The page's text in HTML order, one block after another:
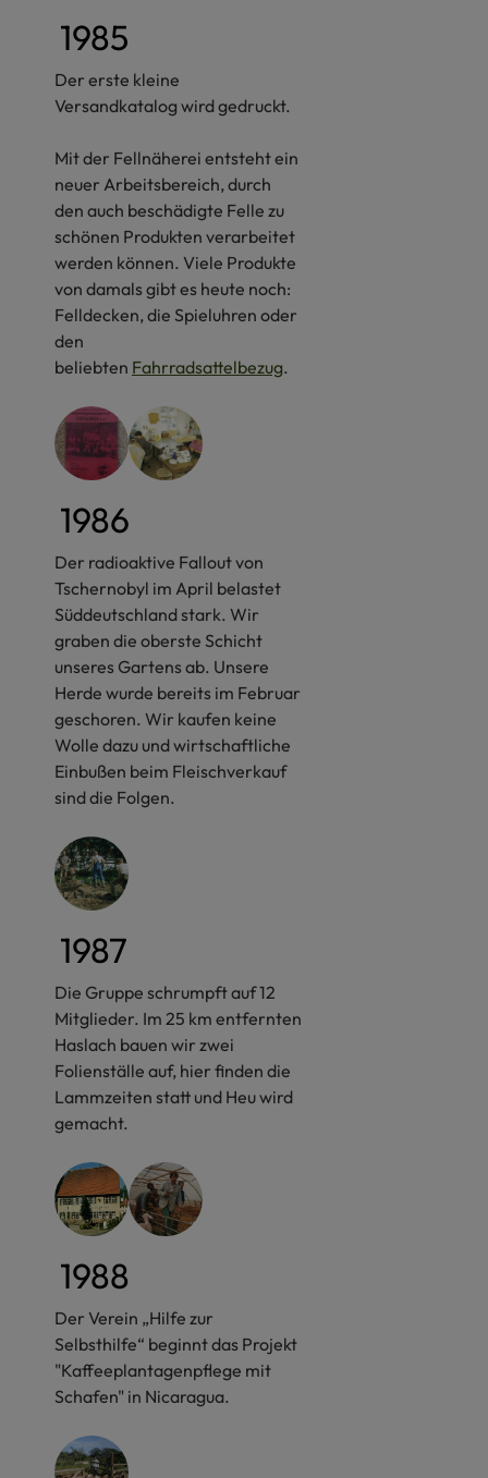
1985
Der erste kleine
Versandkatalog wird gedruckt.
Mit der Fellnäherei entsteht ein
neuer Arbeitsbereich, durch
den auch beschädigte Felle zu
schönen Produkten verarbeitet
werden können. Viele Produkte
von damals gibt es heute noch:
Felldecken, die Spieluhren oder
den
beliebten Fahrradsattelbezug.
1986
Der radioaktive Fallout von
Tschernobyl im April belastet
Süddeutschland stark. Wir
graben die oberste Schicht
unseres Gartens ab. Unsere
Herde wurde bereits im Februar
geschoren. Wir kaufen keine
Wolle dazu und wirtschaftliche
Einbußen beim Fleischverkauf
sind die Folgen.
1987
Die Gruppe schrumpft auf 12
Mitglieder. Im 25 km entfernten
Haslach bauen wir zwei
Folienställe auf, hier finden die
Lammzeiten statt und Heu wird
gemacht.
1988
Der Verein „Hilfe zur
Selbsthilfe“ beginnt das Projekt
"Kaffeeplantagenpflege mit
Schafen" in Nicaragua.